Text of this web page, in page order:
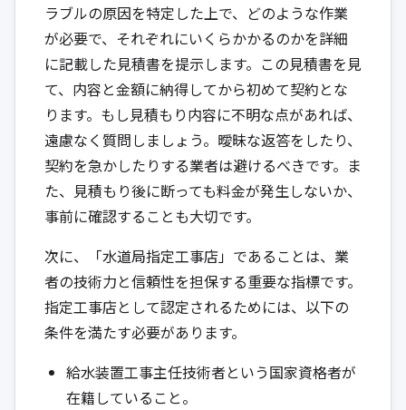
ラブルの原因を特定した上で、どのような作業
が必要で、それぞれにいくらかかるのかを詳細
に記載した見積書を提示します。この見積書を見
て、内容と金額に納得してから初めて契約とな
ります。もし見積もり内容に不明な点があれば、
遠慮なく質問しましょう。曖昧な返答をしたり、
契約を急かしたりする業者は避けるべきです。ま
た、見積もり後に断っても料金が発生しないか、
事前に確認することも大切です。
次に、「水道局指定工事店」であることは、業
者の技術力と信頼性を担保する重要な指標です。
指定工事店として認定されるためには、以下の
条件を満たす必要があります。
給水装置工事主任技術者という国家資格者が
在籍していること。